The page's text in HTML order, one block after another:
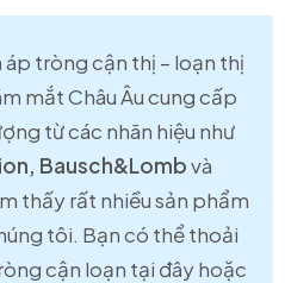
tròng cận thị – loạn thị
mắt Châu Âu cung cấp
từ các nhãn hiệu như
Bausch&Lombvà
thấy rất nhiều sản phẩm
tôi. Bạn có thể thoải
cận loạn tại đây hoặc